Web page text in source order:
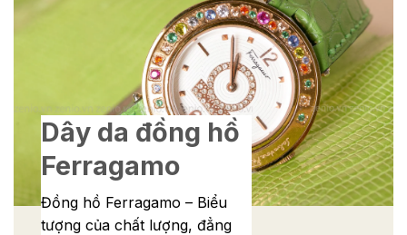
Dây da đồng hồ
Ferragamo
Đồng hồ Ferragamo – Biểu
tượng của chất lượng, đẳng